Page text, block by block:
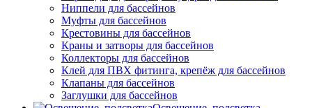
Ниппели для бассейнов
Муфты для бассейнов
Крестовины для бассейнов
Краны и затворы для бассейнов
Коллекторы для бассейнов
Клей для ПВХ фитинга, крепёж для бассейнов
Клапаны для бассейнов
Заглушки для бассейнов